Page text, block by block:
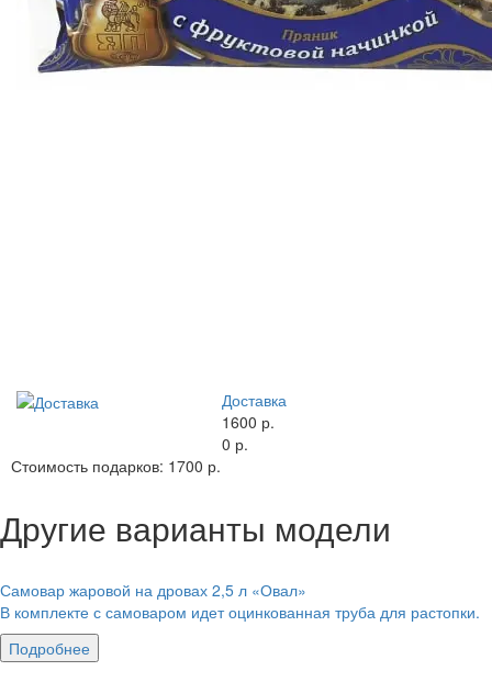
Доставка
1600 р.
0 р.
Стоимость подарков: 1700 р.
Другие варианты модели
Самовар жаровой на дровах 2,5 л «Овал»
В комплекте с самоваром идет оцинкованная труба для растопки.
Подробнее